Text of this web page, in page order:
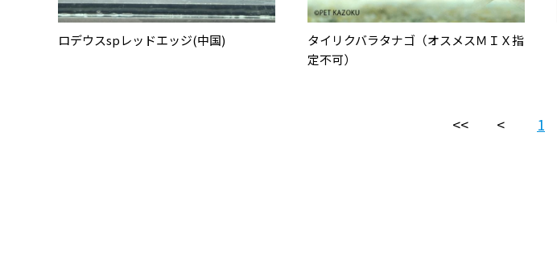
ロデウスspレッドエッジ(中国)
タイリクバラタナゴ（オスメスＭＩＸ指
定不可）
<< < 1